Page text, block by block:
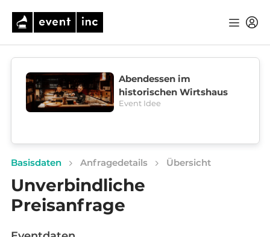
Abendessen im
historischen Wirtshaus
Event Idee
Basisdaten Anfragedetails Übersicht
Unverbindliche
Preisanfrage